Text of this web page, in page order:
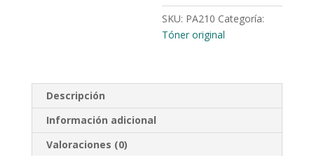
SKU: PA210 Categoría:
Tóner original
Descripción
Información adicional
Valoraciones (0)